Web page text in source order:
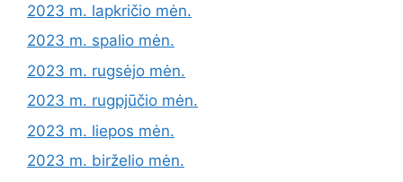
2023 m. lapkričio mėn.
2023 m. spalio mėn.
2023 m. rugsėjo mėn.
2023 m. rugpjūčio mėn.
2023 m. liepos mėn.
2023 m. birželio mėn.